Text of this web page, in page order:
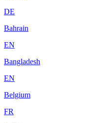
DE
Bahrain
EN
Bangladesh
EN
Belgium
FR